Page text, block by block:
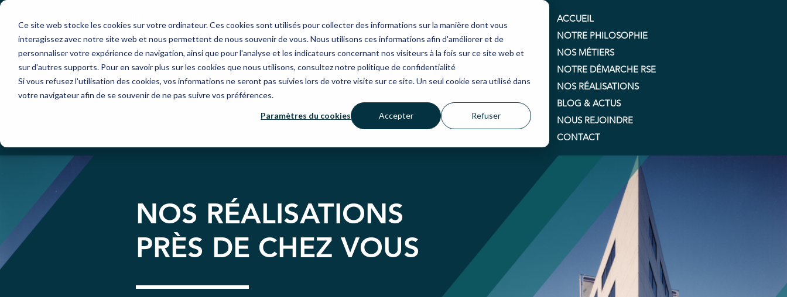
Ce site web stocke les cookies sur votre ordinateur. Ces cookies sont utilisés pour collecter des informations sur la manière dont vous
interagissez avec notre site web et nous permettent de nous souvenir de vous. Nous utilisons ces informations afin d'améliorer et de
personnaliser votre expérience de navigation, ainsi que pour l'analyse et les indicateurs concernant nos visiteurs à la fois sur ce site web et
sur d'autres supports. Pour en savoir plus sur les cookies que nous utilisons, consultez notre politique de confidentialité
Si vous refusez l'utilisation des cookies, vos informations ne seront pas suivies lors de votre visite sur ce site. Un seul cookie sera utilisé dans
votre navigateur afin de se souvenir de ne pas suivre vos préférences.
Paramètres du cookies Accepter Refuser
ACCUEIL
NOTRE PHILOSOPHIE
NOS MÉTIERS
NOTRE DÉMARCHE RSE
NOS RÉALISATIONS
BLOG & ACTUS
NOUS REJOINDRE
CONTACT
NOS RÉALISATIONS
PRÈS DE CHEZ VOUS